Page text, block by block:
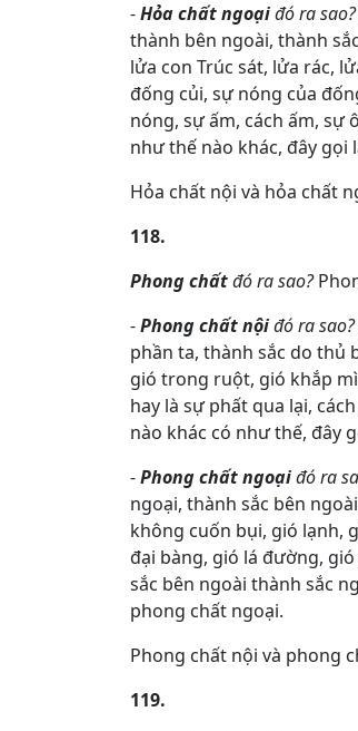
-Hỏa chất ngoạiđó ra sao?
thành bên ngoài, thành
lửa con Trúc sát, lửa rác,
đống củi, sự nóng của
nóng, sự ấm, cách ấm, sự
như thế nào khác, đây gọi
Hỏa chất nội và hỏa chất
118.
Phong chấtđó ra sao?
-Phong chất nộiđó ra sao?
phần ta, thành sắc do
gió trong ruột, gió khắp
hay là sự phất qua lại,
nào khác có như thế, đây
-Phong chất ngoạiđó ra
ngoại, thành sắc bên
không cuốn bụi, gió lạnh,
đại bàng, gió lá đường,
sắc bên ngoài thành sắc
phong chất ngoại.
Phong chất nội và phong
119.